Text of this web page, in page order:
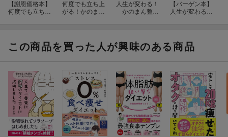
【謝恩価格本】
何度でも立ち上
何度でも立ち上
がる！かのまん
人生が変わる！
かのまん整形
【バーゲン本】
人生が変わる！
この商品を買った人が興味のある商品